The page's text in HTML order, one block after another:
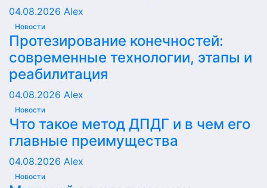
04.08.2026 Alex
Новости
Протезирование конечностей:
современные технологии, этапы и
реабилитация
04.08.2026 Alex
Новости
Что такое метод ДПДГ и в чем его
главные преимущества
04.08.2026 Alex
Новости